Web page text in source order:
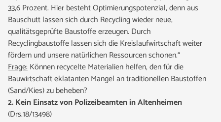
33,6 Prozent. Hier besteht Optimierungspotenzial, denn aus
Bauschutt lassen sich durch Recycling wieder neue,
qualitätsgeprüfte Baustoffe erzeugen. Durch
Recyclingbaustoffe lassen sich die Kreislaufwirtschaft weiter
fördern und unsere natürlichen Ressourcen schonen.“
Frage:Können recycelte Materialien helfen, den für die
Bauwirtschaft eklatanten Mangel an traditionellen Baustoffen
(Sand/Kies) zu beheben?
2. Kein Einsatz von Polizeibeamten in Altenheimen
(Drs.18/13498)